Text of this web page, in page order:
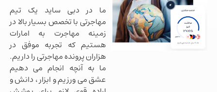
ما در دبی ساید یک تیم
مهاجرتی با تخصص بسیار بالا در
زمینه مهاجرت به امارات
هستیم که تجربه موفق در
هزاران پرونده مهاجرتی را داریم.
ما به آنچه انجام می دهیم
عشق می ورزیم و ابزار ، دانش و